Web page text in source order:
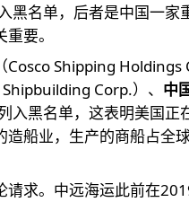
名单，后者是中国一家
要。
Cosco Shipping Holdings
Shipbuilding Corp.）、 中
入黑名单，这表明美国正
船业，生产的商船占全
请求。中远海运此前在